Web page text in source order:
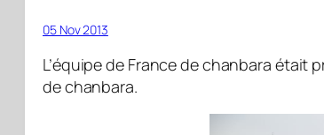
05 Nov 2013
L’équipe de France de chanbara
de chanbara.